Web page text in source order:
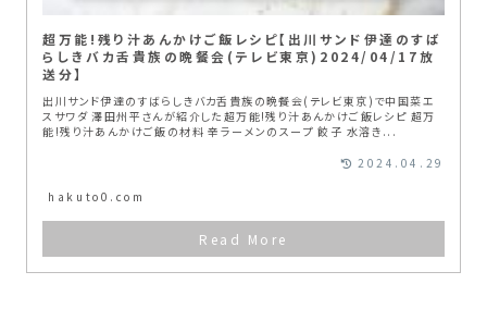
超万能!残り汁あんかけご飯レシピ【出川サンド伊達のすば
らしきバカ舌貴族の晩餐会(テレビ東京)2024/04/17放
送分】
出川サンド伊達のすばらしきバカ舌貴族の晩餐会(テレビ東京)で中国菜エ
スサワダ 澤田州平さんが紹介した超万能!残り汁あんかけご飯レシピ 超万
能!残り汁あんかけご飯の材料 辛ラーメンのスープ 餃子 水溶き...
hakuto0.com
2024.04.29